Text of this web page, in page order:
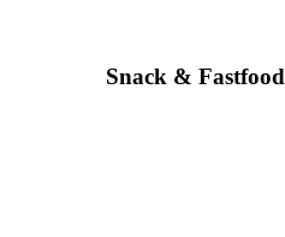
Snack & Fastfood